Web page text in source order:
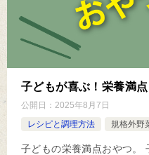
子どもが喜ぶ！栄養満
公開日： 2025年8月7日
レシピと調理方法
規格外野
子どもの栄養満点おやつ。